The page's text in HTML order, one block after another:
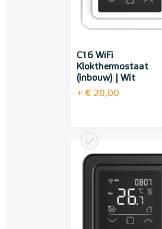
C16 WiFi
Klokthermostaat
(inbouw) | Wit
+ € 20,00